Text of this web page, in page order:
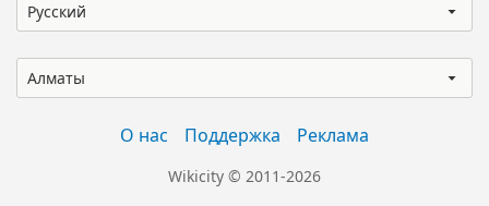
Русский
Алматы
О нас Поддержка Реклама
Wikicity © 2011-2026